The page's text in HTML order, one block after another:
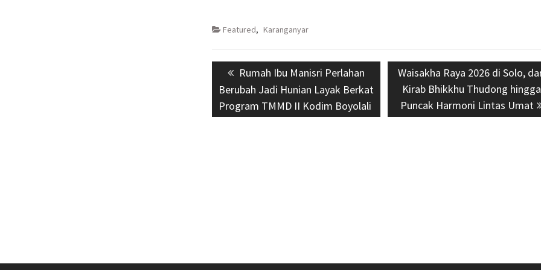
Featured, Karanganyar
Navigasi
pos
Previous
post:
Rumah Ibu Manisri Perlahan
Berubah Jadi Hunian Layak Berkat
Program TMMD II Kodim Boyolali
Next
post:
Waisakha Raya 2026 di Solo,
Kirab Bhikkhu Thudong hingga
Puncak Harmoni Lintas Umat